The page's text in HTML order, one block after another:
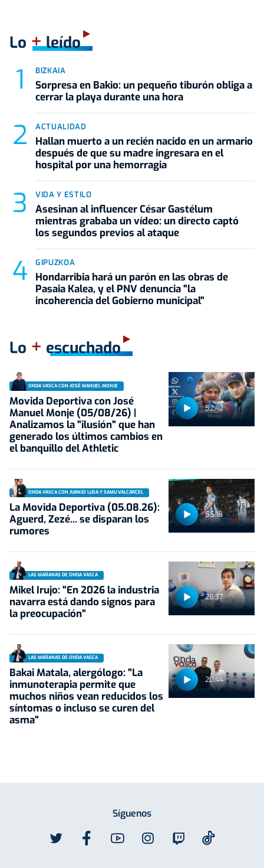
Lo +leído
BIZKAIA
Sorpresa en Bakio: un pequeño tiburón obliga a
cerrar la playa durante una hora
ACTUALIDAD
Hallan muerto a un recién nacido en un armario
después de que su madre ingresara en el
hospital por una hemorragia
VIDA Y ESTILO
Asesinan al influencer César Gastélum
mientras grababa un vídeo: un directo captó
los segundos previos al ataque
GIPUZKOA
Hondarribia hará un parón en las obras de
Pasaia Kalea, y el PNV denuncia "la
incoherencia del Gobierno municipal"
Lo + escuchado
52:42
ONDA VASCA CON JOSÉ MANUEL MONJE
Movida Deportiva con José
Manuel Monje (05/08/26) |
Analizamos la "ilusión" que han
generado los últimos cambios en
el banquillo del Athletic
55:18
ONDA VASCA CON JUANJO LUSA Y SAMU VALCÁRCEL
La Movida Deportiva (05.08.26):
Aguerd, Zezé... se disparan los
rumores
28:37
LAS MAÑANAS DE ONDA VASCA
Mikel Irujo: "En 2026 la industria
navarra está dando signos para
la preocupación"
20:44
LAS MAÑANAS DE ONDA VASCA
Bakai Matala, alergólogo: "La
inmunoterapia permite que
muchos niños vean reducidos los
síntomas o incluso se curen del
asma"
Síguenos